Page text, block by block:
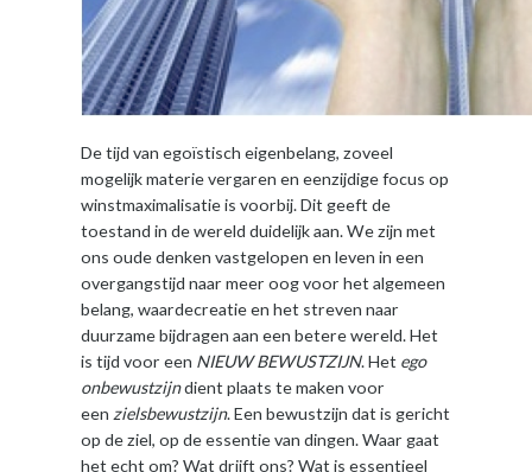
De tijd van egoïstisch eigenbelang, zoveel
mogelijk materie vergaren en eenzijdige focus op
winstmaximalisatie is voorbij. Dit geeft de
toestand in de wereld duidelijk aan. We zijn met
ons oude denken vastgelopen en leven in een
overgangstijd naar meer oog voor het algemeen
belang, waardecreatie en het streven naar
duurzame bijdragen aan een betere wereld. Het
is tijd voor een NIEUW BEWUSTZIJN. Het ego
onbewustzijndient plaats te maken voor
een zielsbewustzijn. Een bewustzijn dat is gericht
op de ziel, op de essentie van dingen. Waar gaat
het echt om? Wat drijft ons? Wat is essentieel